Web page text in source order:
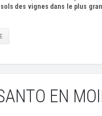
des vignes dans le plus
EN